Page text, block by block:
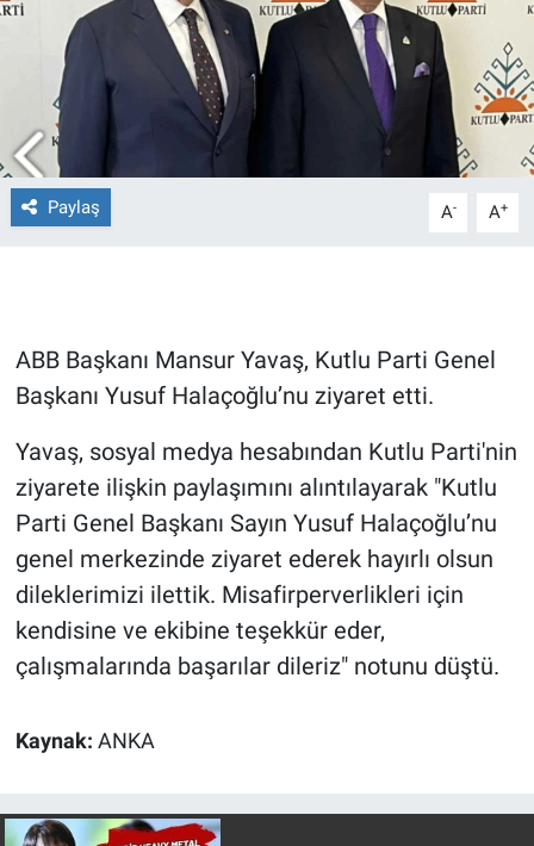
Paylaş A- A+
ABB Başkanı Mansur Yavaş, Kutlu Parti Genel
Başkanı Yusuf Halaçoğlu’nu ziyaret etti.
Yavaş, sosyal medya hesabından Kutlu Parti'nin
ziyarete ilişkin paylaşımını alıntılayarak "Kutlu
Parti Genel Başkanı Sayın Yusuf Halaçoğlu’nu
genel merkezinde ziyaret ederek hayırlı olsun
dileklerimizi ilettik. Misafirperverlikleri için
kendisine ve ekibine teşekkür eder,
çalışmalarında başarılar dileriz" notunu düştü.
Kaynak: ANKA
Eğlence
Ekonomi
Gerçeğin İzinde
Gün Ortası
Gündem Özel
Günün görüntüsü
Haber
İlan
Koronavirüs
Kültür Sanat